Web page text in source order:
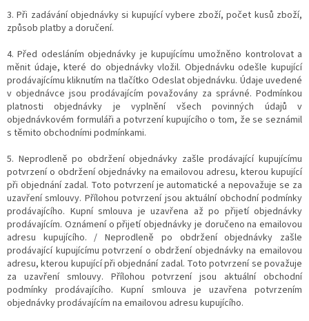
3. Při zadávání objednávky si kupující vybere zboží, počet kusů zboží,
způsob platby a doručení.
4. Před odesláním objednávky je kupujícímu umožněno kontrolovat a
měnit údaje, které do objednávky vložil. Objednávku odešle kupující
prodávajícímu kliknutím na tlačítko Odeslat objednávku. Údaje uvedené
v objednávce jsou prodávajícím považovány za správné. Podmínkou
platnosti objednávky je vyplnění všech povinných údajů v
objednávkovém formuláři a potvrzení kupujícího o tom, že se seznámil
s těmito obchodními podmínkami.
5. Neprodleně po obdržení objednávky zašle prodávající kupujícímu
potvrzení o obdržení objednávky na emailovou adresu, kterou kupující
při objednání zadal. Toto potvrzení je automatické a nepovažuje se za
uzavření smlouvy. Přílohou potvrzení jsou aktuální obchodní podmínky
prodávajícího. Kupní smlouva je uzavřena až po přijetí objednávky
prodávajícím. Oznámení o přijetí objednávky je doručeno na emailovou
adresu kupujícího. / Neprodleně po obdržení objednávky zašle
prodávající kupujícímu potvrzení o obdržení objednávky na emailovou
adresu, kterou kupující při objednání zadal. Toto potvrzení se považuje
za uzavření smlouvy. Přílohou potvrzení jsou aktuální obchodní
podmínky prodávajícího. Kupní smlouva je uzavřena potvrzením
objednávky prodávajícím na emailovou adresu kupujícího.